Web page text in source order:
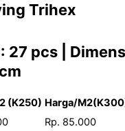
Trihex
27 pcs |
(K250) Harga/
Rp. 85.000